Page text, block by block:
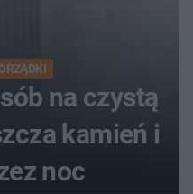
na czystą
kamień i
noc